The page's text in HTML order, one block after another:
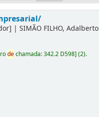
|SIMÃO FILHO, Adalberto
dechamada:342.2 D598](2).